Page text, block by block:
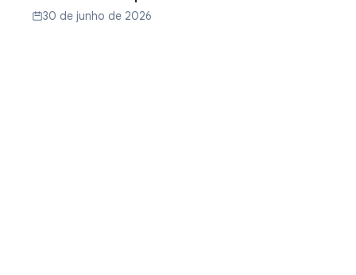
30 de junho de 2026